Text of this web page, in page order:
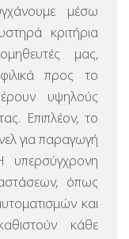
μέσω
κριτήρια
μας,
προς το
υψηλούς
Επιπλέον, το
για παραγωγή
υπερσύγχρονη
όπως
και
κάθε